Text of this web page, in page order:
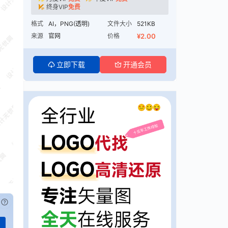
登录 或刷新
终身VIP免费
格式 AI，PNG(透明) 文件大小
521KB
来源
官网 价格 ¥2.00
立即下载 开通会员